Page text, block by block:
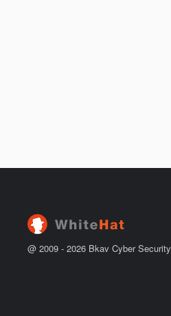
@ 2009 - 2026 Bkav Cyber Security